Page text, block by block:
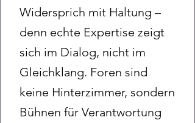
Widersprich mit Haltung –
denn echte Expertise zeigt
sich im Dialog, nicht im
Gleichklang. Foren sind
keine Hinterzimmer, sondern
Bühnen für Verantwortung